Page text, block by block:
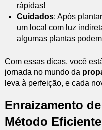
rápidas!
Cuidados: Após
um local com luz
algumas plantas
Com essas dicas, você
jornada no mundo da
leva à perfeição, e cada
Enraizamento
Método Eficiente